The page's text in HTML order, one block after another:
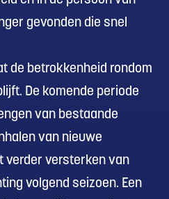
gevonden die snel
de betrokkenheid rondom
De komende periode
van bestaande
van nieuwe
verder versterken van
volgend seizoen. Een